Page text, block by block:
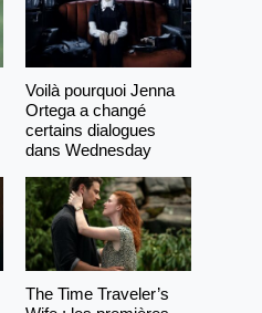
Voilà pourquoi Jenna
Ortega a changé
certains dialogues
dans Wednesday
The Time Traveler’s